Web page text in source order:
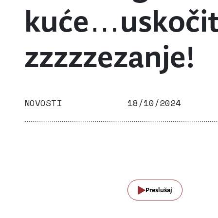
zzzzzezanje!
NOVOSTI 18/10/2024
Preslušaj